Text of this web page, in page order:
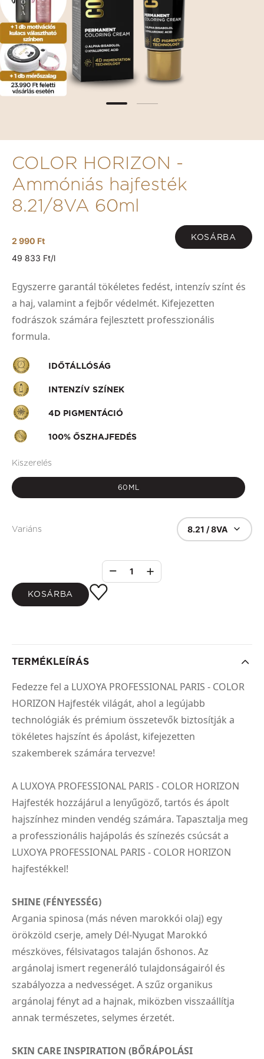
COLOR HORIZON -
Ammóniás hajfesték
8.21/8VA 60ml
2 990 Ft KOSÁRBA
49 833 Ft/l
Egyszerre garantál tökéletes fedést, intenzív színt és
a haj, valamint a fejbőr védelmét. Kifejezetten
fodrászok számára fejlesztett professzionális
formula.
IDŐTÁLLÓSÁG
INTENZÍV SZÍNEK
4D PIGMENTÁCIÓ
100% ŐSZHAJFEDÉS
Kiszerelés
60ML
Variáns 8.21 / 8VA
1
KOSÁRBA
TERMÉKLEÍRÁS
Fedezze fel a LUXOYA PROFESSIONAL PARIS - COLOR
HORIZON Hajfesték világát, ahol a legújabb
technológiák és prémium összetevők biztosítják a
tökéletes hajszínt és ápolást, kifejezetten
szakemberek számára tervezve!
A LUXOYA PROFESSIONAL PARIS - COLOR HORIZON
Hajfesték hozzájárul a lenyűgöző, tartós és ápolt
hajszínhez minden vendég számára. Tapasztalja meg
a professzionális hajápolás és színezés csúcsát a
LUXOYA PROFESSIONAL PARIS - COLOR HORIZON
hajfestékkel!
SHINE (FÉNYESSÉG)
Argania spinosa (más néven marokkói olaj) egy
örökzöld cserje, amely Dél-Nyugat Marokkó
mészköves, félsivatagos talaján őshonos. Az
argánolaj ismert regeneráló tulajdonságairól és
szabályozza a nedvességet. A szűz organikus
argánolaj fényt ad a hajnak, miközben visszaállítja
annak természetes, selymes érzetét.
SKIN CARE INSPIRATION (BŐRÁPOLÁSI